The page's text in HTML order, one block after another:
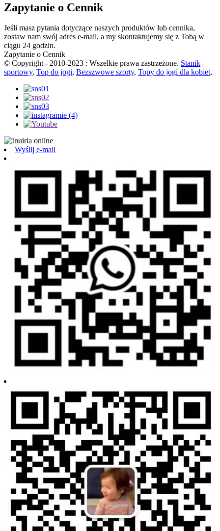
Zapytanie o Cennik
Jeśli masz pytania dotyczące naszych produktów lub cennika,
zostaw nam swój adres e-mail, a my skontaktujemy się z Tobą w
ciągu 24 godzin.
Zapytanie o Cennik
© Copyright - 2010-2023 : Wszelkie prawa zastrzeżone. Stanik
sportowy, Top do jogi, Bezszwowe szorty, Topy do jogi dla kobiet,
Wyślij e-mail